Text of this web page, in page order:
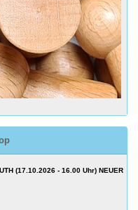
(17.10.2026 - 16.00 Uhr) NEUER